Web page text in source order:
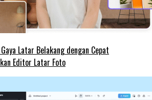
Latar Belakang dengan Cepat
Editor Latar Foto